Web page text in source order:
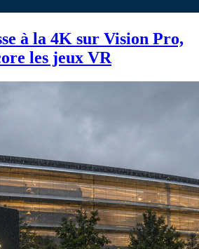
à la 4K sur Vision Pro,
les jeux VR